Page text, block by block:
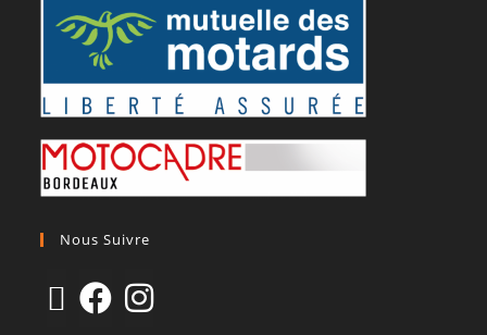
Nous Suivre